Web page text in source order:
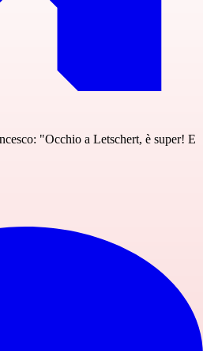
"Occhio a Letschert, è super! E